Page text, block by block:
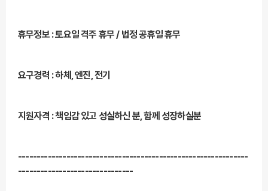
휴무정보 : 토요일 격주 휴무 / 법정 공휴일 휴무
요구경력 : 하체, 엔진, 전기
지원자격 : 책임감 있고 성실하신 분, 함께 성장하실분
--------------------------------------------------------------
-------------------------------